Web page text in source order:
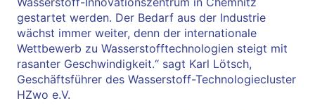
gestartet werden. Der Bedarf aus der Industrie
wächst immer weiter, denn der internationale
Wettbewerb zu Wasserstofftechnologien steigt mit
rasanter Geschwindigkeit.“ sagt Karl Lötsch,
Geschäftsführer des Wasserstoff-Technologiecluster
HZwo e.V.